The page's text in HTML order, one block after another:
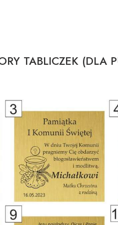
TABLICZEK (DLA